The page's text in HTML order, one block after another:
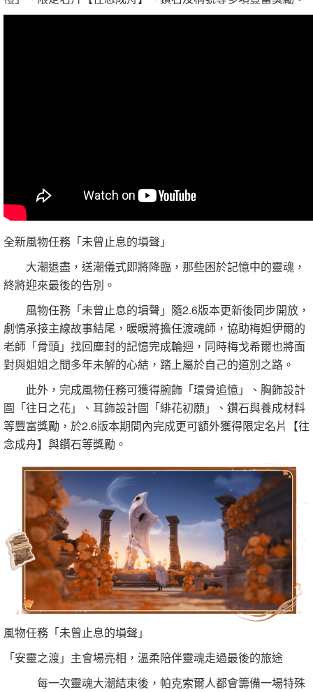
全新風物任務「未曾止息的塤聲」
大潮退盡，送潮儀式即將降臨，那些困於記憶中的靈魂，
終將迎來最後的告別。
風物任務「未曾止息的塤聲」隨2.6版本更新後同步開放，
劇情承接主線故事結尾，暖暖將擔任渡魂師，協助梅妲伊爾的
老師「骨頭」找回塵封的記憶完成輪迴，同時梅戈希爾也將面
對與姐姐之間多年未解的心結，踏上屬於自己的道別之路。
此外，完成風物任務可獲得腕飾「環骨追憶」、胸飾設計
圖「往日之花」、耳飾設計圖「緋花初願」、鑽石與養成材料
等豐富獎勵，於2.6版本期間內完成更可額外獲得限定名片【往
念成舟】與鑽石等獎勵。
風物任務「未曾止息的塤聲」
「安靈之渡」主會場亮相，溫柔陪伴靈魂走過最後的旅途
每一次靈魂大潮結束後，帕克索爾人都會籌備一場特殊